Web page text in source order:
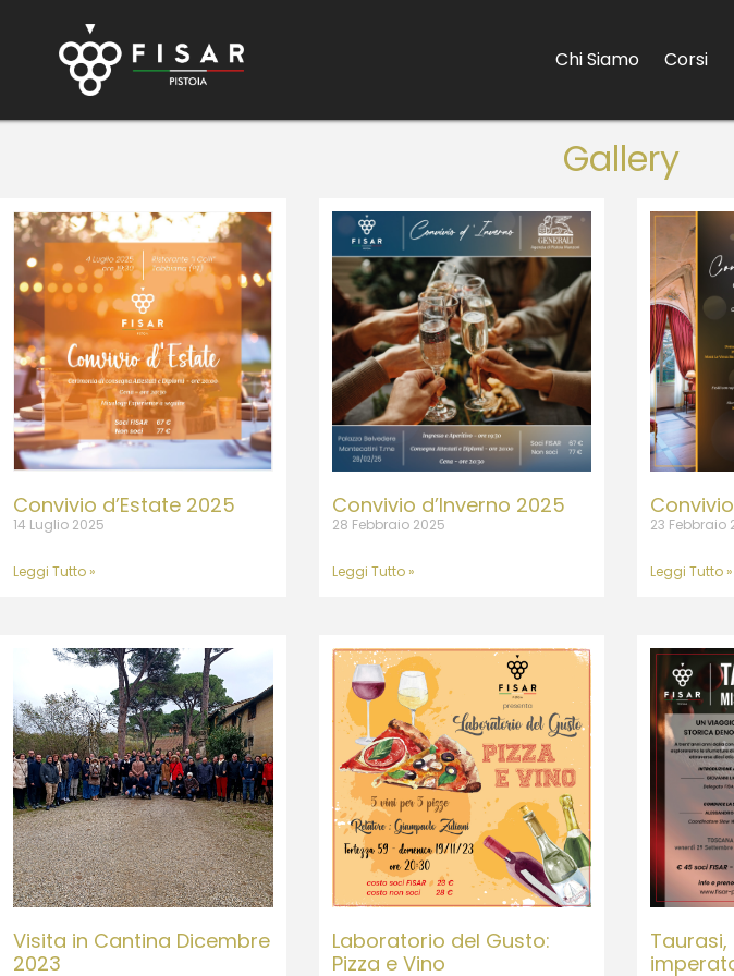
Chi Siamo Corsi
Gallery
Convivio d’Estate 2025
14 Luglio 2025
Leggi Tutto »
Convivio d’Inverno 2025
28 Febbraio 2025
Leggi Tutto »
23 Febbraio
Leggi Tutto »
Visita in Cantina Dicembre
2023
Laboratorio del Gusto:
Pizza e Vino